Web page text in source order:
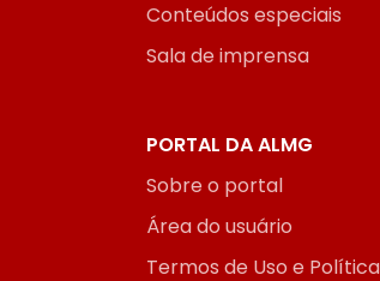
Conteúdos especiais
Sala de imprensa
PORTAL DA ALMG
Sobre o portal
Área do usuário
Termos de Uso e